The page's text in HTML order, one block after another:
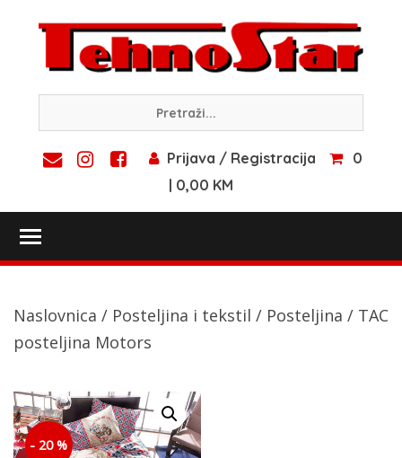
content
Prijava / Registracija
0
| 0,00 KM
Naslovnica / Posteljina i tekstil / Posteljina / TAC
posteljina Motors
- 20 %